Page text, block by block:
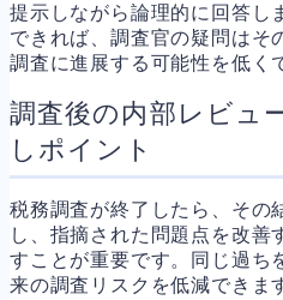
提示しながら論理的に回答し
できれば、調査官の疑問はそ
調査に進展する可能性を低く
調査後の内部レビュ
しポイント
税務調査が終了したら、その
し、指摘された問題点を改善
すことが重要です。同じ過ち
来の調査リスクを低減できま